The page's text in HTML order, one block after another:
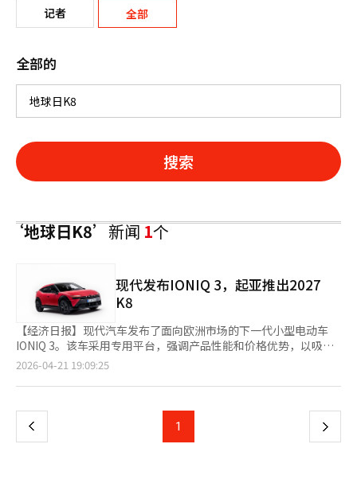
记者 全部
全部的
搜索
‘地球日K8’新闻1个
现代发布IONIQ 3，起亚推出2027
K8
【经济日报】现代汽车发布了面向欧洲市场的下一代小型电动车
IONIQ 3。该车采用专用平台，强调产品性能和价格优势，以吸引
电动化需求。车辆采用“空气动力掀背”设计，空气阻力系数为
内饰采用“家具空间”概念，长轴距和平坦地板结构提供了宽敞的
行驶496公里（WLTP标准）。后备箱总容量为441升。配备了下一
2026-04-21 19:09:25
上
页
1 下